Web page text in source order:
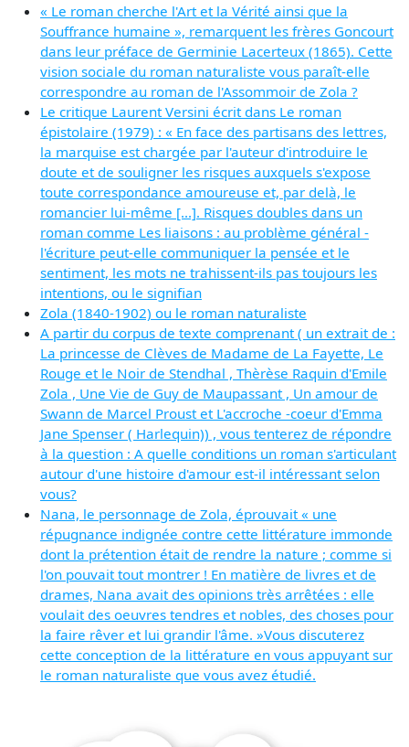
« Le roman cherche l'Art et la Vérité ainsi que la
Souffrance humaine », remarquent les frères Goncourt
dans leur préface de Germinie Lacerteux (1865). Cette
vision sociale du roman naturaliste vous paraît-elle
correspondre au roman de l'Assommoir de Zola ?
Le critique Laurent Versini écrit dans Le roman
épistolaire (1979) : « En face des partisans des lettres,
la marquise est chargée par l'auteur d'introduire le
doute et de souligner les risques auxquels s'expose
toute correspondance amoureuse et, par delà, le
romancier lui-même [...]. Risques doubles dans un
roman comme Les liaisons : au problème général -
l'écriture peut-elle communiquer la pensée et le
sentiment, les mots ne trahissent-ils pas toujours les
intentions, ou le signifian
Zola (1840-1902) ou le roman naturaliste
A partir du corpus de texte comprenant ( un extrait de :
La princesse de Clèves de Madame de La Fayette, Le
Rouge et le Noir de Stendhal , Thèrèse Raquin d'Emile
Zola , Une Vie de Guy de Maupassant , Un amour de
Swann de Marcel Proust et L'accroche -coeur d'Emma
Jane Spenser ( Harlequin)) , vous tenterez de répondre
à la question : A quelle conditions un roman s'articulant
autour d'une histoire d'amour est-il intéressant selon
vous?
Nana, le personnage de Zola, éprouvait « une
répugnance indignée contre cette littérature immonde
dont la prétention était de rendre la nature ; comme si
l'on pouvait tout montrer ! En matière de livres et de
drames, Nana avait des opinions très arrêtées : elle
voulait des oeuvres tendres et nobles, des choses pour
la faire rêver et lui grandir l'âme. »Vous discuterez
cette conception de la littérature en vous appuyant sur
le roman naturaliste que vous avez étudié.